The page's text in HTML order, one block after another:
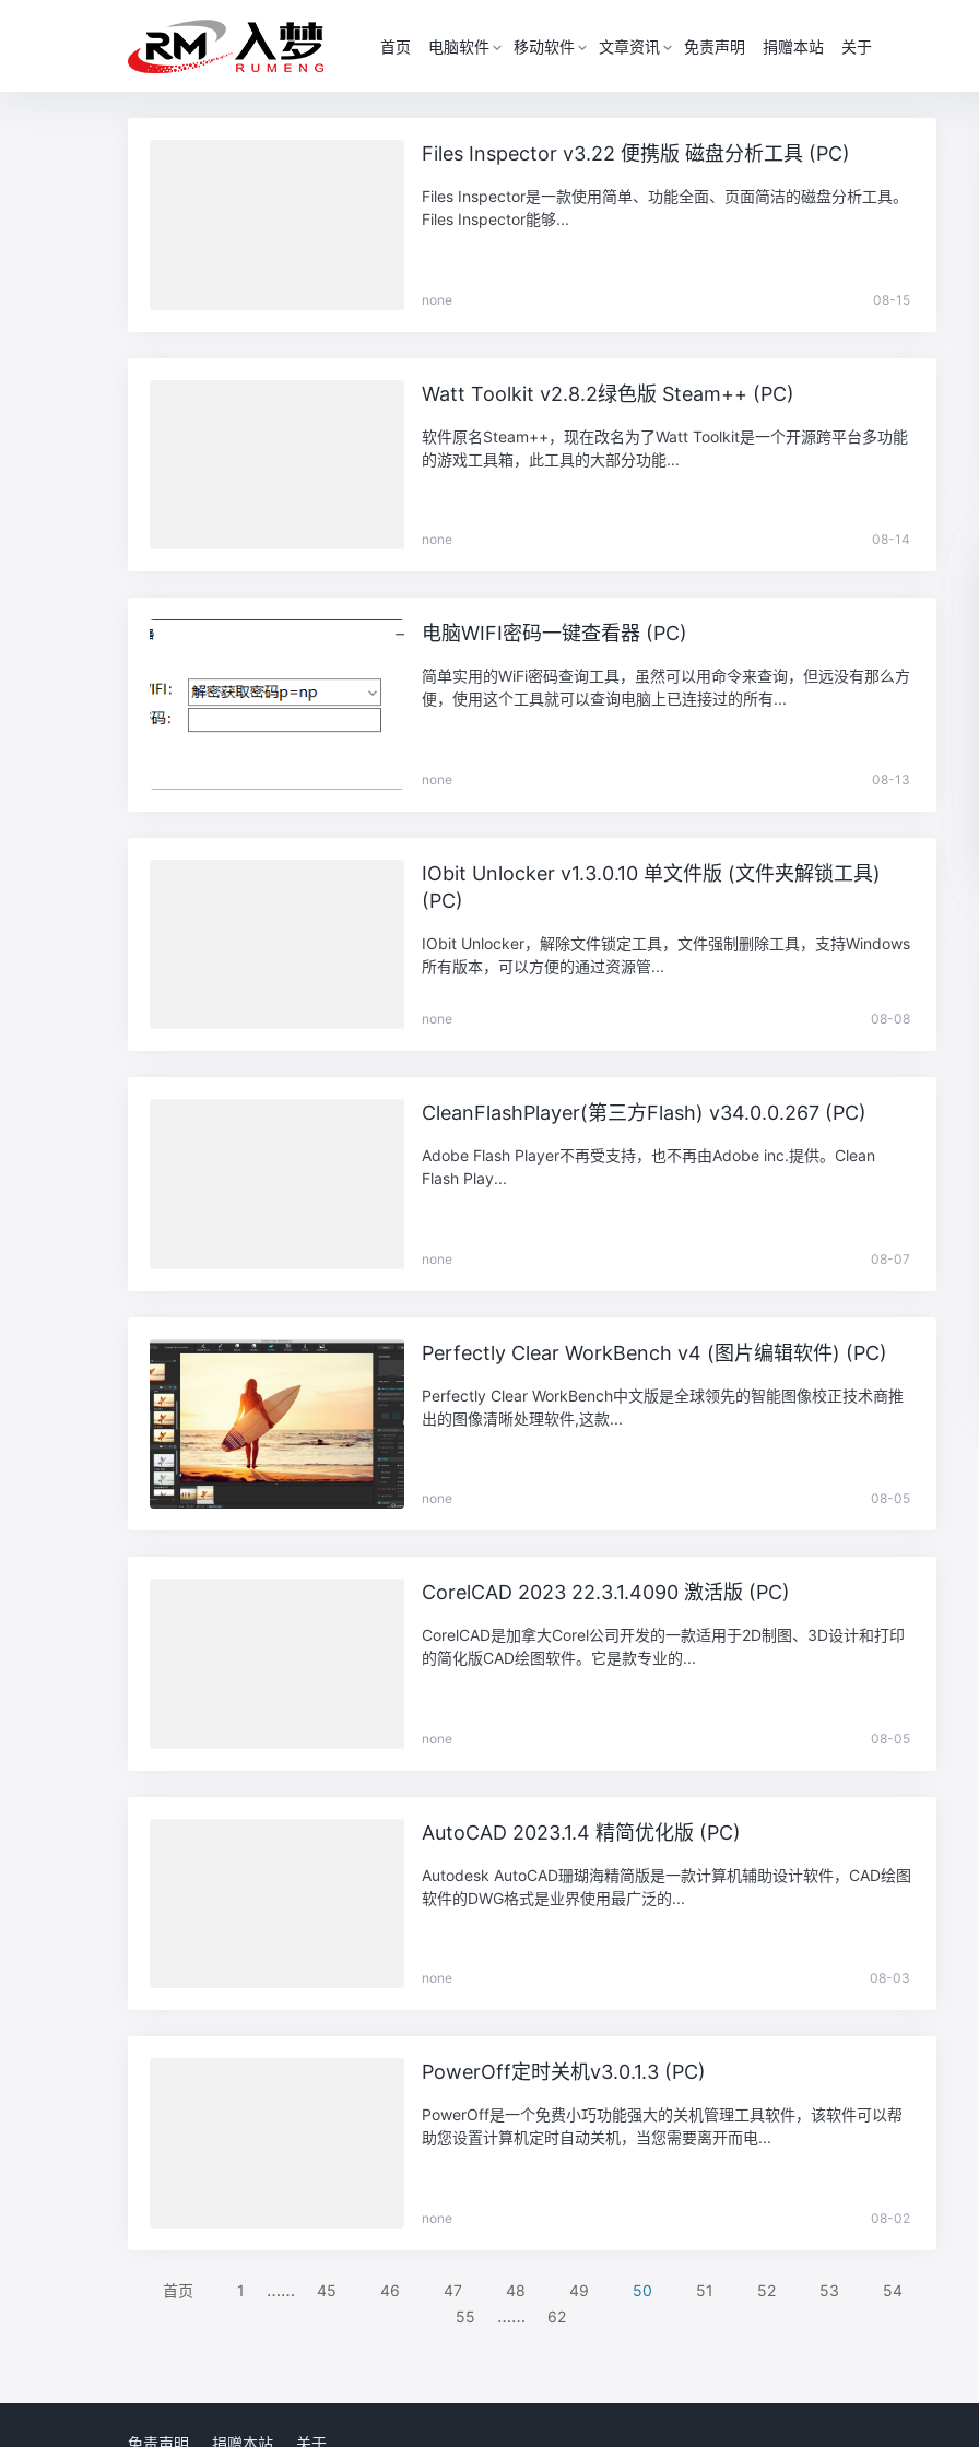
首页 电脑软件 移动软件 文章资讯 免责声明 捐赠本站 关于
Files Inspector v3.22 便携版 磁盘分析工具 (PC)
Files Inspector是一款使用简单、功能全面、页面简洁的磁盘分析工具。
Files Inspector能够...
none 08-15
Watt Toolkit v2.8.2绿色版 Steam++ (PC)
软件原名Steam++，现在改名为了Watt Toolkit是一个开源跨平台多功能
的游戏工具箱，此工具的大部分功能...
none 08-14
电脑WIFI密码一键查看器 (PC)
简单实用的WiFi密码查询工具，虽然可以用命令来查询，但远没有那么方
便，使用这个工具就可以查询电脑上已连接过的所有...
none 08-13
IObit Unlocker v1.3.0.10 单文件版 (文件夹解锁工具)
(PC)
IObit Unlocker，解除文件锁定工具，文件强制删除工具，支持Windows
所有版本，可以方便的通过资源管...
none 08-08
CleanFlashPlayer(第三方Flash) v34.0.0.267 (PC)
Adobe Flash Player不再受支持，也不再由Adobe inc.提供。Clean
Flash Play...
none 08-07
Perfectly Clear WorkBench v4 (图片编辑软件) (PC)
Perfectly Clear WorkBench中文版是全球领先的智能图像校正技术商推
出的图像清晰处理软件,这款...
none 08-05
CorelCAD 2023 22.3.1.4090 激活版 (PC)
CorelCAD是加拿大Corel公司开发的一款适用于2D制图、3D设计和打印
的简化版CAD绘图软件。它是款专业的...
none 08-05
AutoCAD 2023.1.4 精简优化版 (PC)
Autodesk AutoCAD珊瑚海精简版是一款计算机辅助设计软件，CAD绘图
软件的DWG格式是业界使用最广泛的...
none 08-03
PowerOff定时关机v3.0.1.3 (PC)
PowerOff是一个免费小巧功能强大的关机管理工具软件，该软件可以帮
助您设置计算机定时自动关机，当您需要离开而电...
none 08-02
首页 1 …… 45 46 47 48 49 50 51 52 53
54
55
…… 62
免责声明 捐赠本站 关于